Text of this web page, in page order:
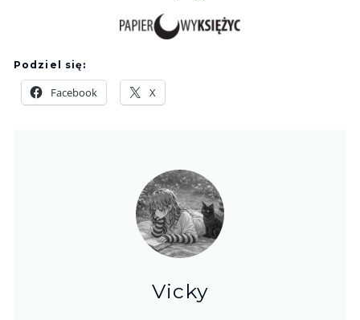
Podziel się:
Facebook X
Vicky